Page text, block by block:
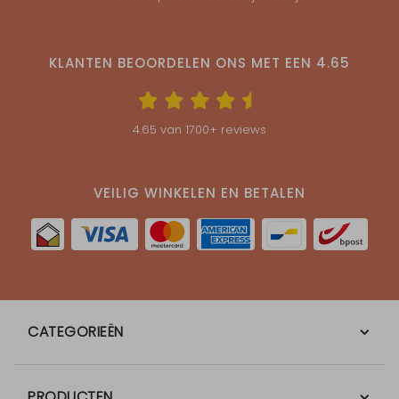
KLANTEN BEOORDELEN ONS MET EEN 4.65
4.65 van 1700+ reviews
VEILIG WINKELEN EN BETALEN
CATEGORIEËN